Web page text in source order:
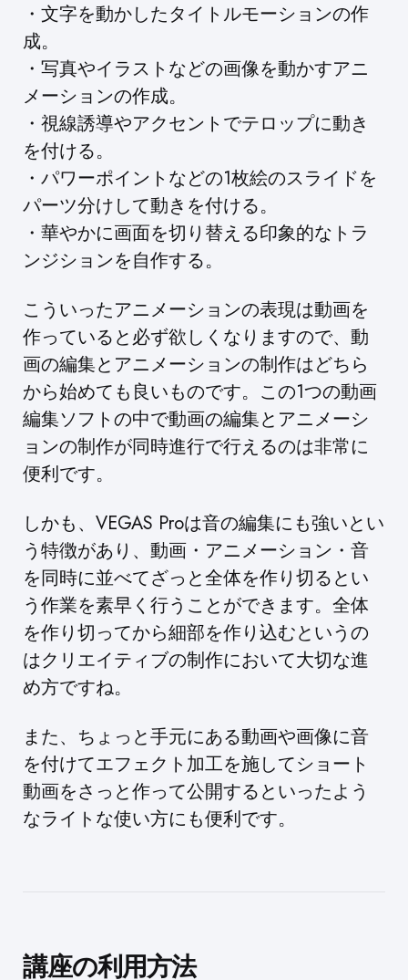
・文字を動かしたタイトルモーションの作
成。
・写真やイラストなどの画像を動かすアニ
メーションの作成。
・視線誘導やアクセントでテロップに動き
を付ける。
・パワーポイントなどの1枚絵のスライドを
パーツ分けして動きを付ける。
・華やかに画面を切り替える印象的なトラ
ンジションを自作する。
こういったアニメーションの表現は動画を
作っていると必ず欲しくなりますので、動
画の編集とアニメーションの制作はどちら
から始めても良いものです。この1つの動画
編集ソフトの中で動画の編集とアニメーシ
ョンの制作が同時進行で行えるのは非常に
便利です。
しかも、VEGAS Proは音の編集にも強いとい
う特徴があり、動画・アニメーション・音
を同時に並べてざっと全体を作り切るとい
う作業を素早く行うことができます。全体
を作り切ってから細部を作り込むというの
はクリエイティブの制作において大切な進
め方ですね。
また、ちょっと手元にある動画や画像に音
を付けてエフェクト加工を施してショート
動画をさっと作って公開するといったよう
なライトな使い方にも便利です。
講座の利用方法